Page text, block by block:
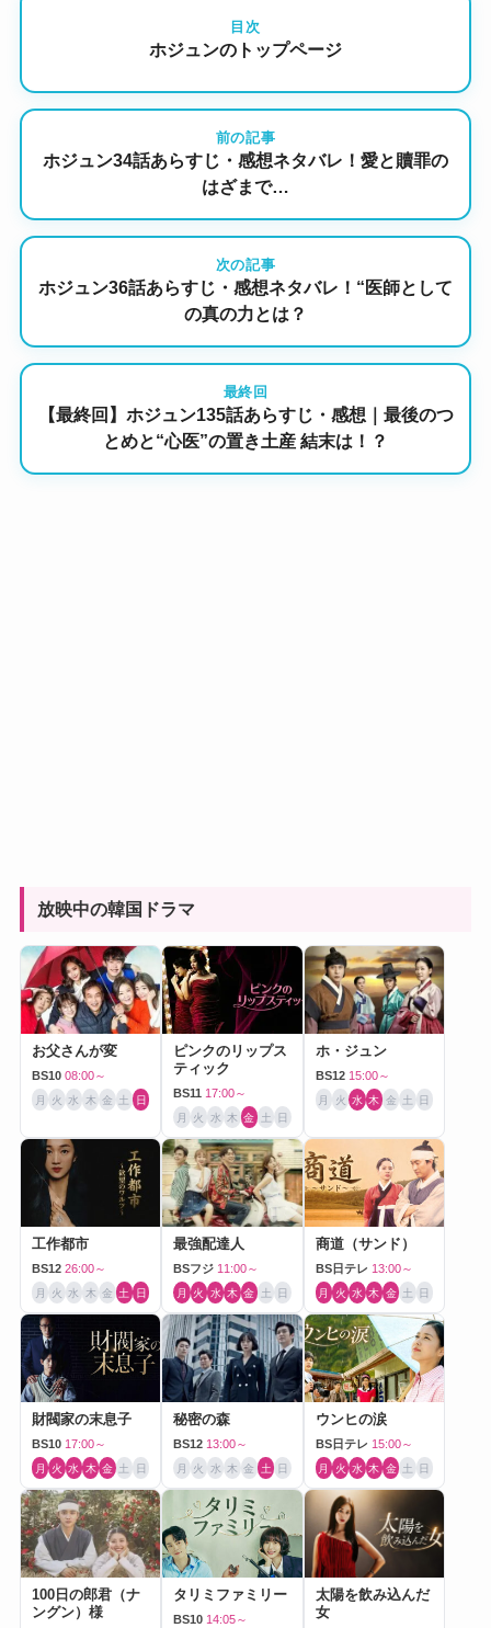
目次
ホジュンのトップページ
前の記事
ホジュン34話あらすじ・感想ネタバレ！愛と贖罪の
はざまで…
次の記事
ホジュン36話あらすじ・感想ネタバレ！“医師として
の真の力とは？
最終回
【最終回】ホジュン135話あらすじ・感想｜最後のつ
とめと“心医”の置き土産 結末は！？
放映中の韓国ドラマ
お父さんが変
BS10 08:00～
月 火 水 木 金 土 日
ピンクのリップス
ティック
BS11 17:00～
月 火 水 木 金 土 日
ホ・ジュン
BS12 15:00～
月 火 水 木 金 土 日
工作都市
BS12 26:00～
月 火 水 木 金 土 日
最強配達人
BSフジ 11:00～
月 火 水 木 金 土 日
商道（サンド）
BS日テレ 13:00～
月 火 水 木 金 土 日
財閥家の末息子
BS10 17:00～
月 火 水 木 金 土 日
秘密の森
BS12 13:00～
月 火 水 木 金 土 日
ウンヒの涙
BS日テレ 15:00～
月 火 水 木 金 土 日
100日の郎君（ナ
ングン）様
タリミファミリー
BS10 14:05～
太陽を飲み込んだ
女